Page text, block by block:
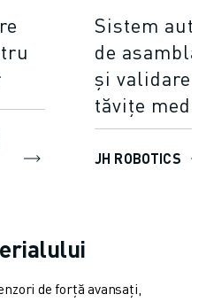
Sistem
de
și validare
tăvițe
JH ROBOTICS
de forță avansați,